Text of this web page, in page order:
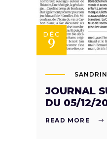
DÉC
9
JOURNAL
DU 05/12/
READ MORE